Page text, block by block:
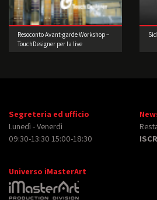
Resoconto Avant-garde Workshop –
TouchDesigner per la live
Segreteria ed ufficio
Lunedì - Venerdì
09:30-13:30 15:00-18:30
Universo iMasterArt